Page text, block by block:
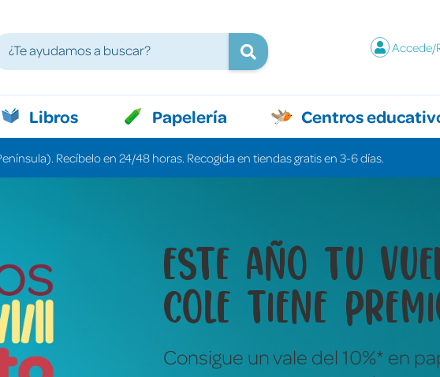
Accede/
Libros Papelería Centros
Recíbelo en 24/48 horas. Recogida en tiendas gratis en 3-6 días.
Libros y juegos
cuentan todo
una palabra